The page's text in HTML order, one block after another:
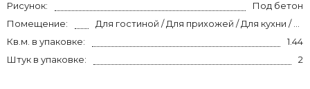
Рисунок:
Под бетон
Помещение:
Кв.м. в упаковке:
1.44
Штук в упаковке:
2